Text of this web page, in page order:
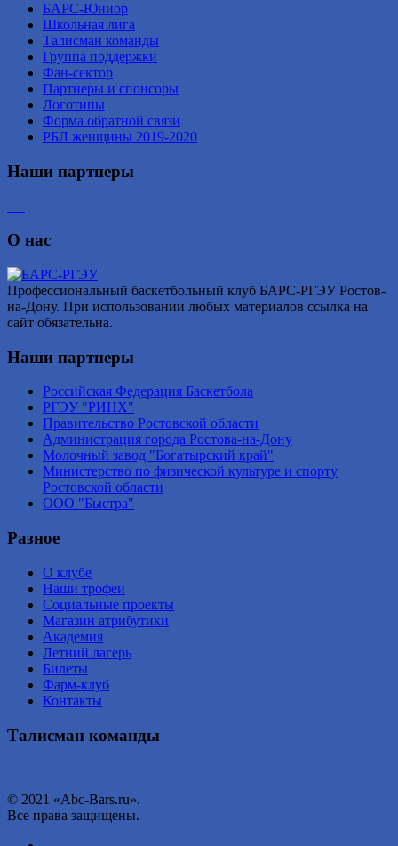
БАРС-Юниор
Школьная лига
Талисман команды
Группа поддержки
Фан-сектор
Партнеры и спонсоры
Логотипы
Форма обратной связи
РБЛ женщины 2019-2020
Наши партнеры
О нас
Профессиональный баскетбольный клуб БАРС-РГЭУ Ростов-
на-Дону. При использовании любых материалов ссылка на
сайт обязательна.
Наши партнеры
Российская Федерация Баскетбола
РГЭУ "РИНХ"
Правительство Ростовской области
Администрация города Ростова-на-Дону
Молочный завод "Богатырский край"
Министерство по физической культуре и спорту
Ростовской области
ООО "Быстра"
Разное
О клубе
Наши трофеи
Социальные проекты
Магазин атрибутики
Академия
Летний лагерь
Билеты
Фарм-клуб
Контакты
Талисман команды
© 2021 «Abc-Bars.ru».
Все права защищены.